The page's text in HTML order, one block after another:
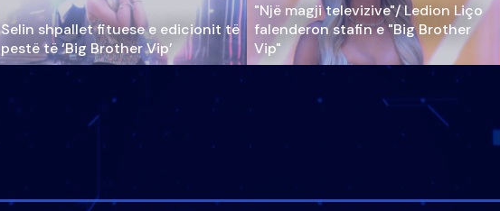
Selin shpallet fituese e edicionit të
pestë të ‘Big Brother Vip’
"Një magji televizive"/ Ledion Liço
falenderon stafin e "Big Brother
Vip"